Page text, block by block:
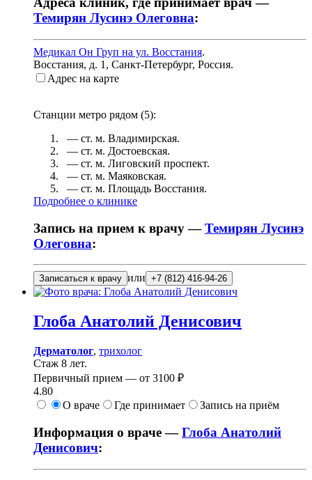
Темирян Лусинэ Олеговна:
Медикал Он Груп на ул. Восстания.
Восстания, д. 1 , Санкт-Петербург, Россия.
Адрес на карте
Станции метро рядом (5):
— ст. м. Владимирская.
— ст. м. Достоевская.
— ст. м. Лиговский проспект.
— ст. м. Маяковская.
— ст. м. Площадь Восстания.
Подробнее о клинике
Запись на прием к врачу —Темирян Лусинэ
Олеговна:
Записаться к врачу или +7 (812) 416-94-26
Глоба Анатолий Денисович
Дерматолог, трихолог
Стаж 8 лет.
Первичный прием — от 3100 ₽
4.80
О враче
Где принимает Запись на приём
Информация о враче —Глоба Анатолий
Денисович: